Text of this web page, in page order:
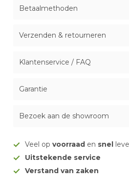
Betaalmethoden
Verzenden & retourneren
Klantenservice / FAQ
Garantie
Bezoek aan de showroom
Veel op voorraad en snel
Uitstekende service
Verstand van zaken